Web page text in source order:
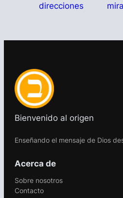
direcciones
Bienvenido al origen
Enseñando el mensaje de Dios
Acerca de
Sobre nosotros
Contacto